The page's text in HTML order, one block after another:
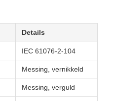
Details
IEC 61076-2-104
Messing, vernikkeld
Messing, verguld